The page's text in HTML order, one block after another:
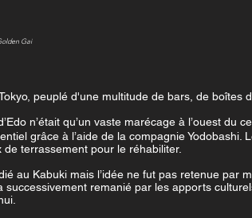
Gai
peuplé d'une multitude de bars, de boîtes
n’était qu’un vaste marécage à l’ouest du
grâce à l’aide de la compagnie Yodobashi.
terrassement pour le réhabiliter.
au Kabuki mais l’idée ne fut pas retenue par
remanié par les apports